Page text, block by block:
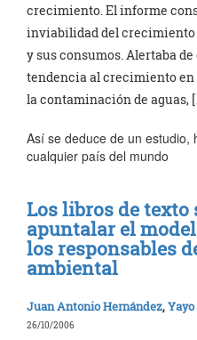
crecimiento. El informe
inviabilidad del crecimiento
y sus consumos. Alertaba
tendencia al crecimiento en
la contaminación de aguas,
Así se deduce de un estudio,
cualquier país del mundo
Los libros de texto
apuntalar el
los responsables
ambiental
Juan Antonio Hernández,
26/10/2006